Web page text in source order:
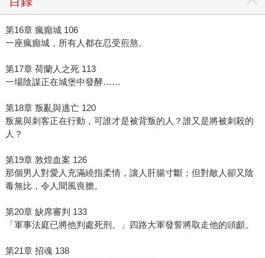
第16章 瘋癲城 106
一座瘋癲城，所有人都在忍受煎熬。
第17章 荷蘭人之死 113
一場陰謀正在城堡中發酵……
第18章 叛亂與逃亡 120
叛黨與刺客正在行動，可誰才是被背叛的人？誰又是將被刺殺的
人？
第19章 敦煌血案 126
那個男人對愛人充滿繞指柔情，讓人肝腸寸斷；但對敵人卻又陰
毒無比，令人聞風喪膽。
第20章 缺席審判 133
「軍事法庭已將他判處死刑。」四路大軍發誓將取走他的頭顱。
第21章 招魂 138